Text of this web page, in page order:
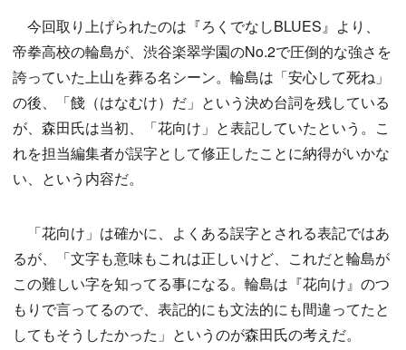
今回取り上げられたのは『ろくでなしBLUES』より、
帝拳高校の輪島が、渋谷楽翠学園のNo.2で圧倒的な強さを
誇っていた上山を葬る名シーン。輪島は「安心して死ね」
の後、「餞（はなむけ）だ」という決め台詞を残している
が、森田氏は当初、「花向け」と表記していたという。こ
れを担当編集者が誤字として修正したことに納得がいかな
い、という内容だ。
「花向け」は確かに、よくある誤字とされる表記ではあ
るが、「文字も意味もこれは正しいけど、これだと輪島が
この難しい字を知ってる事になる。輪島は『花向け』のつ
もりで言ってるので、表記的にも文法的にも間違ってたと
してもそうしたかった」というのが森田氏の考えだ。